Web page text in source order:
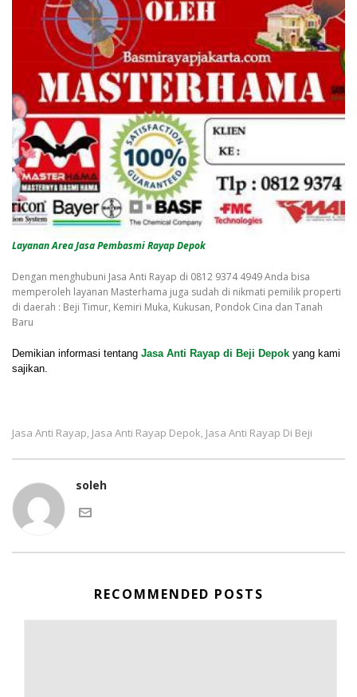
Layanan Area Jasa Pembasmi Rayap Depok
Dengan menghubuni Jasa Anti Rayap di 0812 9374 4949 Anda bisa
memperoleh layanan Masterhama juga sudah di nikmati pemilik properti
di daerah : Beji Timur, Kemiri Muka, Kukusan, Pondok Cina dan Tanah
Baru
Demikian informasi tentang Jasa Anti Rayap di Beji Depok yang kami
sajikan.
Jasa Anti Rayap, Jasa Anti Rayap Depok, Jasa Anti Rayap Di Beji
soleh
RECOMMENDED POSTS